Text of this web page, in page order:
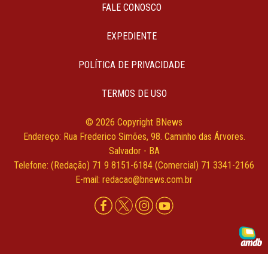
FALE CONOSCO
EXPEDIENTE
POLÍTICA DE PRIVACIDADE
TERMOS DE USO
© 2026 Copyright BNews
Endereço: Rua Frederico Simões, 98. Caminho das Árvores.
Salvador - BA
Telefone: (Redação) 71 9 8151-6184 (Comercial) 71 3341-2166
E-mail: redacao@bnews.com.br